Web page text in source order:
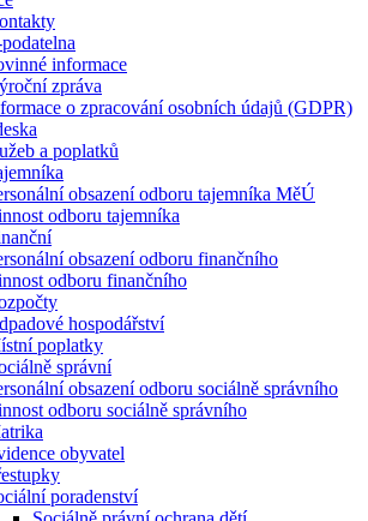
informace
zpráva
o zpracování osobních údajů (GDPR)
a poplatků
obsazení odboru tajemníka MěÚ
odboru tajemníka
obsazení odboru finančního
odboru finančního
hospodářství
poplatky
správní
obsazení odboru sociálně správního
odboru sociálně správního
obyvatel
poradenství